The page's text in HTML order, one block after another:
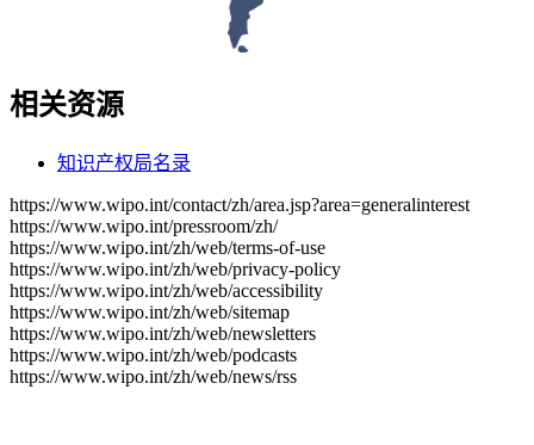
相关资源
知识产权局名录
https://www.wipo.int/contact/zh/area.jsp?area=generalinterest
https://www.wipo.int/pressroom/zh/
https://www.wipo.int/zh/web/terms-of-use
https://www.wipo.int/zh/web/privacy-policy
https://www.wipo.int/zh/web/accessibility
https://www.wipo.int/zh/web/sitemap
https://www.wipo.int/zh/web/newsletters
https://www.wipo.int/zh/web/podcasts
https://www.wipo.int/zh/web/news/rss